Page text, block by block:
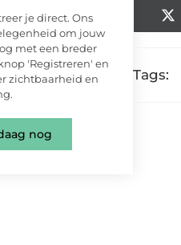
je direct. Ons
om jouw
met een breder
'Registreren' en
zichtbaarheid en
nog
Tags: